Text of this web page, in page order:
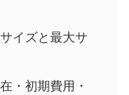
イズと最大サ
・初期費用・